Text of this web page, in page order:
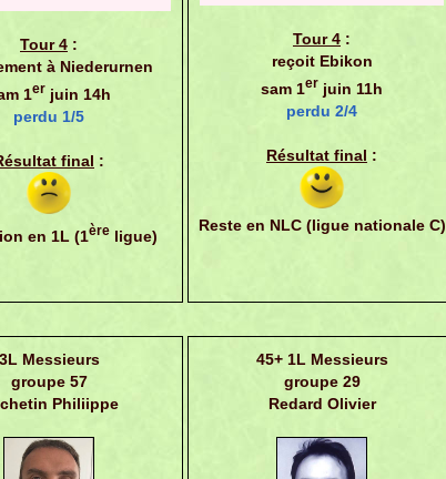
Tour 4 :
à Niederurnen
1er juin 14h
perdu 1/5
final :
en 1L (1èreligue)
Tour 4 :
reçoit Ebikon
sam 1er juin 11h
perdu 2/4
Résultat final :
Reste en NLC (ligue nationale C)
3L Messieurs
groupe 57
Philiippe
45+ 1L Messieurs
groupe 29
Redard Olivier